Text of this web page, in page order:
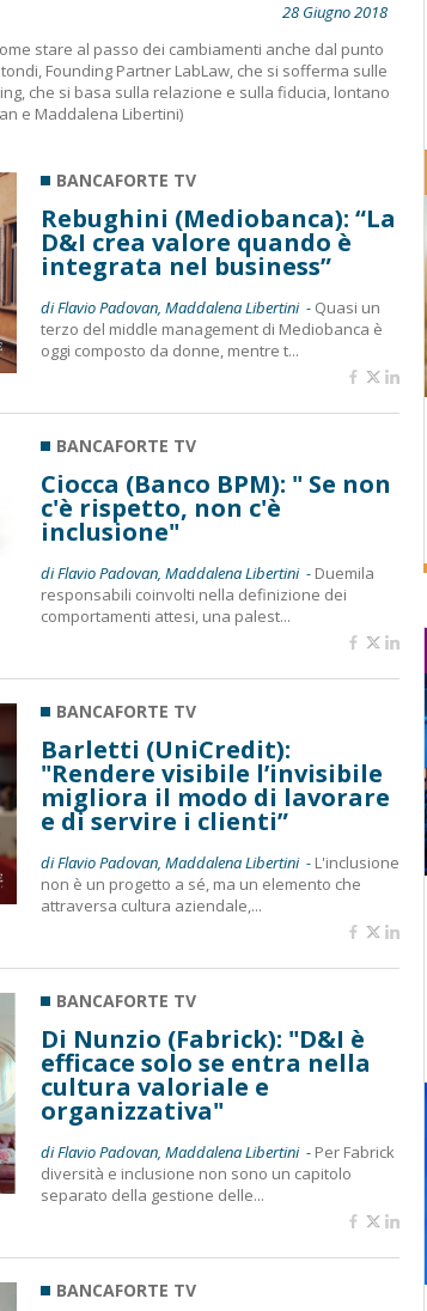
28 Giugno 2018
stare al passo dei cambiamenti anche dal punto
Founding Partner LabLaw, che si sofferma sulle
che si basa sulla relazione e sulla fiducia, lontano
e Maddalena Libertini)
BANCAFORTE TV
Rebughini (Mediobanca): “La
D&I crea valore quando è
integrata nel business”
di Flavio Padovan, Maddalena Libertini - Quasi un
terzo del middle management di Mediobanca è
oggi composto da donne, mentre t...
BANCAFORTE TV
Ciocca (Banco BPM): " Se non
c'è rispetto, non c'è
inclusione"
di Flavio Padovan, Maddalena Libertini - Duemila
responsabili coinvolti nella definizione dei
comportamenti attesi, una palest...
BANCAFORTE TV
Barletti (UniCredit):
"Rendere visibile l’invisibile
migliora il modo di lavorare
e di servire i clienti”
di Flavio Padovan, Maddalena Libertini - L'inclusione
non è un progetto a sé, ma un elemento che
attraversa cultura aziendale,...
BANCAFORTE TV
Di Nunzio (Fabrick): "D&I è
efficace solo se entra nella
cultura valoriale e
organizzativa"
di Flavio Padovan, Maddalena Libertini - Per Fabrick
diversità e inclusione non sono un capitolo
separato della gestione delle...
BANCAFORTE TV